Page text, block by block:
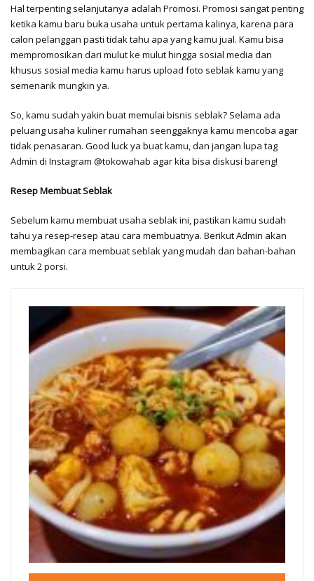
Hal terpenting selanjutanya adalah Promosi. Promosi sangat penting
ketika kamu baru buka usaha untuk pertama kalinya, karena para
calon pelanggan pasti tidak tahu apa yang kamu jual. Kamu bisa
mempromosikan dari mulut ke mulut hingga sosial media dan
khusus sosial media kamu harus upload foto seblak kamu yang
semenarik mungkin ya.
So, kamu sudah yakin buat memulai bisnis seblak? Selama ada
peluang usaha kuliner rumahan seenggaknya kamu mencoba agar
tidak penasaran. Good luck ya buat kamu, dan jangan lupa tag
Admin di Instagram @tokowahab agar kita bisa diskusi bareng!
Resep Membuat Seblak
Sebelum kamu membuat usaha seblak ini, pastikan kamu sudah
tahu ya resep-resep atau cara membuatnya. Berikut Admin akan
membagikan cara membuat seblak yang mudah dan bahan-bahan
untuk 2 porsi.